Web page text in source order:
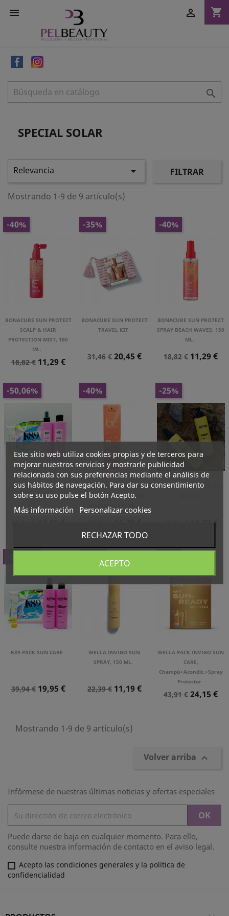
 shopping_cart


SPECIAL SOLAR
Relevancia  FILTRAR
Mostrando 1-9 de 9 artículo(s)
BONACURE SUN PROTECT
SCALP & HAIR
PROTECTION MIST, 100
ML.
Precio
18,82 € Precio
11,29 €
-40%
BONACURE SUN PROTECT
TRAVEL KIT
Precio
31,46 € Precio
20,45 €
-35%
BONACURE SUN PROTECT
SPRAY BEACH WAVES, 150
ML.
Precio
18,82 € Precio
11,29 €
-40%
K89 PACK CURLY SUN
CARE
-50,06%
BONACURE SUN PROTECT
10 IN 1 SUMMER FLUID
COCONUT, 100 ML.
Normal
-40%
K89 PACK SUN CARE 26 +
Precio
24,72 €
-25%
K89 PACK SUN CARE
Precio
39,94 € Precio
19,95 €
WELLA INVIGO SUN
SPRAY, 150 ML.
Precio
22,39 € Precio
11,19 €
WELLA PACK INVIGO SUN
CARE,
Champú+acondic.+spray
Protector
Precio
43,91 € Precio
24,15 €
Mostrando 1-9 de 9 artículo(s)
Volver arriba 
Infórmese de nuestras últimas noticias y ofertas especiales
Puede darse de baja en cualquier momento. Para ello,
consulte nuestra información de contacto en el aviso legal.
Acepto las condiciones generales y la política de
confidencialidad
Este sitio web utiliza cookies propias y de terceros para
mejorar nuestros servicios y mostrarle publicidad
relacionada con sus preferencias mediante el análisis de
sus hábitos de navegación. Para dar su consentimiento
sobre su uso pulse el botón Acepto.
Más información Personalizar cookies
RECHAZAR TODO
ACEPTO